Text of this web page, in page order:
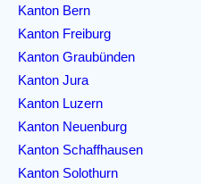
Kanton Bern
Kanton Freiburg
Kanton Graubünden
Kanton Jura
Kanton Luzern
Kanton Neuenburg
Kanton Schaffhausen
Kanton Solothurn